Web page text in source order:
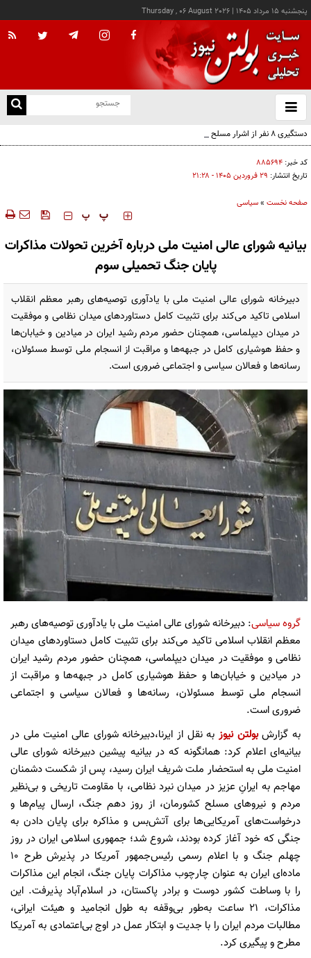
پنجشنبه ۱۵ مرداد ۱۴۰۵ |
Thursday , 06 August 2026
باز
و
دستگیری ۸ نفر از اشرار مسلح شاخص و مرتبطین گروهک‌های تروریستی
کد خبر: ۸۸۵۶۹۴
تاریخ انتشار: ۲۹ فروردين ۱۴۰۵ - ۲۱:۲۸
صفحه نخست »سیاسی
‍‍‍ پ پ
بیانیه شورای عالی امنیت ملی درباره آخرین تحولات مذاکرات
پایان جنگ تحمیلی سوم
دبیرخانه شورای عالی امنیت ملی با یادآوری توصیه‌های رهبر معظم انقلاب
اسلامی تاکید می‌کند برای تثبیت کامل دستاوردهای میدان نظامی و موفقیت
در میدان دیپلماسی، همچنان حضور مردم رشید ایران در میادین و خیابان‌ها
و حفظ هوشیاری کامل در جبهه‌ها و مراقبت از انسجام ملی توسط مسئولان،
رسانه‌ها و فعالان سیاسی و اجتماعی ضروری است.
گروه سیاسی: دبیرخانه شورای عالی امنیت ملی با یادآوری توصیه‌های رهبر
معظم انقلاب اسلامی تاکید می‌کند برای تثبیت کامل دستاوردهای میدان
نظامی و موفقیت در میدان دیپلماسی، همچنان حضور مردم رشید ایران
در میادین و خیابان‌ها و حفظ هوشیاری کامل در جبهه‌ها و مراقبت از
انسجام ملی توسط مسئولان، رسانه‌ها و فعالان سیاسی و اجتماعی
ضروری است.
به گزارشبولتن نیوز به نقل از ایرنا،دبیرخانه شورای عالی امنیت ملی در
بیانیه‌ای اعلام کرد: همانگونه که در بیانیه پیشین دبیرخانه شورای عالی
امنیت ملی به استحضار ملت شریف ایران رسید، پس از شکست دشمنان
مهاجم به ایرانِ عزیز در میدان نبرد نظامی، با مقاومت تاریخی و بی‌نظیر
مردم و نیروهای مسلح کشورمان، از روز دهم جنگ، ارسال پیام‌ها و
درخواست‌های آمریکایی‌ها برای آتش‌بس و مذاکره برای پایان دادن به
جنگی که خود آغاز کرده بودند، شروع شد؛ جمهوری اسلامی ایران در روز
چهلم جنگ و با اعلام رسمی رئیس‌جمهور آمریکا در پذیرش طرح ۱۰
ماده‌ای ایران به عنوان چارچوب مذاکرات پایان جنگ، انجام این مذاکرات
را با وساطت کشور دوست و برادر پاکستان، در اسلام‌آباد پذیرفت. این
مذاکرات، ۲۱ ساعت به‌طور بی‌وقفه به طول انجامید و هیئت ایرانی،
مطالبات مردم ایران را با جدیت و ابتکار عمل در اوج بی‌اعتمادی به آمریکا
مطرح و پیگیری کرد.